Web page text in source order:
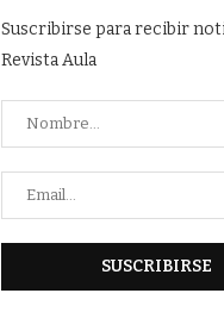
Suscribirse para recibir
Revista Aula